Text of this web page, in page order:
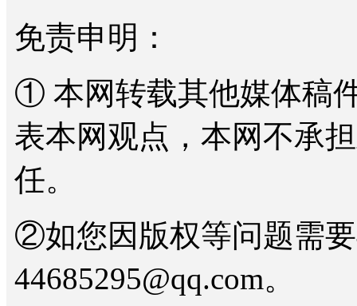
免责申明：
① 本网转载其他媒体稿
表本网观点，本网不承
任。
②如您因版权等问题需
44685295@qq.com。